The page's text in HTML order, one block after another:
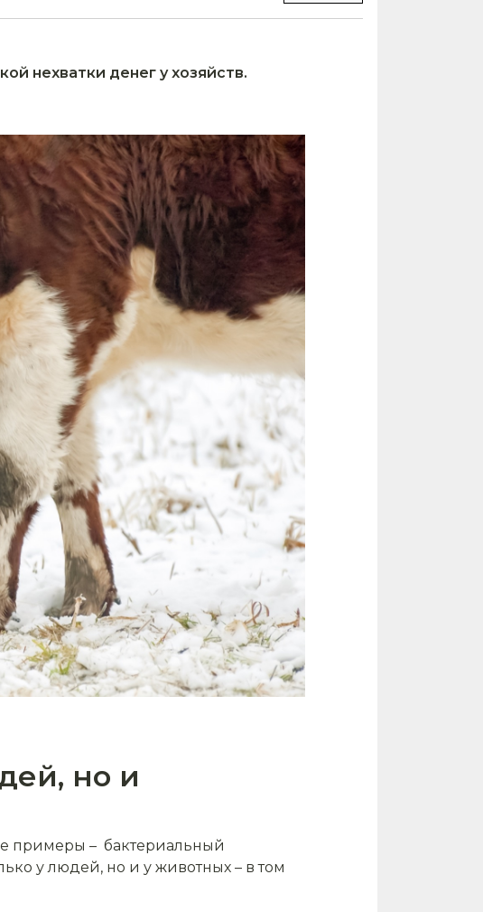
нехватки денег у хозяйств.
но и
примеры – бактериальный
у людей, но и у животных – в том